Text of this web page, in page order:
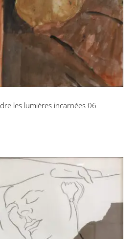
les lumières incarnées 06